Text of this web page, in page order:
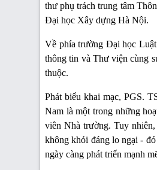
thư phụ trách trung tâm
Đại học Xây dựng Hà Nội.
Về phía trường Đại học
thông tin và Thư viện cùng
thuộc.
Phát biểu khai mạc, PGS.
Nam là một trong những
viên Nhà trường. Tuy
không khỏi đáng lo ngại -
ngày càng phát triến mạnh